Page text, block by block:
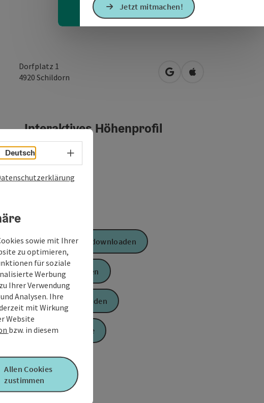
Jetzt mitmachen!
Dorfplatz 1
4920 Schildorn in Google Maps öffnen
in Apple Maps
Interaktives Höhenprofil
GPS Daten downloaden
PDF erstellen
Anfrage senden
Zur Website
Deutsch Sprachwahl - Menü öffnen
sowie mit Ihrer
zu optimieren,
für soziale
Werbung
Ihrer Verwendung
Analysen. Ihre
mit Wirkung
Website
bzw. in diesem
Allen Cookies
zustimmen